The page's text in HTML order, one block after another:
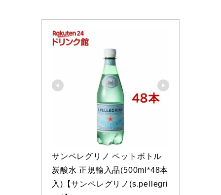
サンペレグリノ ペットボトル
炭酸水 正規輸入品(500ml*48本
入)【サンペレグリノ(s.pellegri